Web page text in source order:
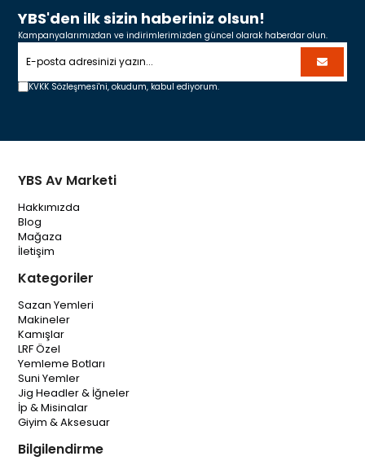
YBS'den ilk sizin haberiniz olsun!
Kampanyalarımızdan ve indirimlerimizden güncel olarak haberdar olun.
KVKK Sözleşmesi'ni, okudum, kabul ediyorum.
YBS Av Marketi
Hakkımızda
Blog
Mağaza
İletişim
Kategoriler
Sazan Yemleri
Makineler
Kamışlar
LRF Özel
Yemleme Botları
Suni Yemler
Jig Headler & İğneler
İp & Misinalar
Giyim & Aksesuar
Bilgilendirme